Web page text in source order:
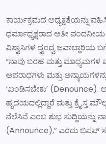
ಕಾರ್ಯಕ್ರಮದ ಅಧ್ಯಕ್ಷತೆಯನ್ನು
ಧರ್ಮಾಧ್ಯಕ್ಷರಾದ ಅತೀ ವಂದನೀಯ
ವಿಶ್ವಾಸಿಗಳ ದ್ವಂದ್ವ ಜವಾಬ್ದಾರಿಯ
“ನಾವು ಬರಹ ಮತ್ತು ಮಾಧ್ಯಮಗಳ
ಅಪರಾಧಗಳು ಮತ್ತು
‘ಖಂಡಿಸಬೇಕು’
ಹೃದಯದಲ್ಲಿದ್ದಾರೆ ಮತ್ತು ಕ್ರೈಸ್ತ
ನೆಲೆಸಿವೆ ಎಂಬ ಶುಭ ಸುದ್ದಿಯನ್ನು
(Announce),” ಎಂದು ಬಿಷಪ್